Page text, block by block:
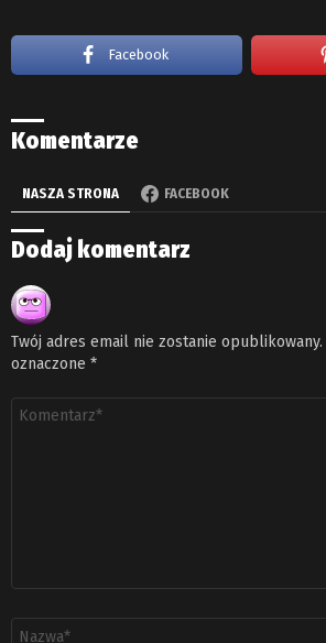
Facebook
Komentarze
NASZA STRONA FACEBOOK
Dodaj komentarz
Twój adres email nie zostanie opublikowany.
oznaczone *